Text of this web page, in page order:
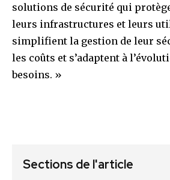
solutions de sécurité qui
leurs infrastructures et leurs
simplifient la gestion de leur
les coûts et s’adaptent à
besoins. »
Sections de l'article